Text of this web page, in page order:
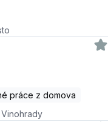
práce z domova
Vinohrady